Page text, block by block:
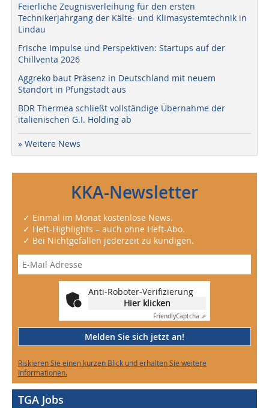
Feierliche Zeugnisverleihung für den ersten
Technikerjahrgang der Kälte- und Klimasystemtechnik in
Lindau
Frische Impulse und Perspektiven: Startups auf der
Chillventa 2026
Aggreko baut Präsenz in Deutschland mit neuem
Standort in Pfungstadt aus
BDR Thermea schließt vollständige Übernahme der
italienischen G.I. Holding ab
» Weitere News
KKA-Newsletter
✓ Einmal im Monat kostenlose News.
✓ Heft-Highlights – auch ohne Heft-Abo.
✓ Bei Nichtgefallen jederzeit zu kündigen.
Anti-Roboter-Verifizierung
Hier klicken
FriendlyCaptcha ⇗
Melden Sie sich jetzt an!
Riskieren Sie einen kurzen Blick und erhalten Sie weitere
Informationen.
TGA Jobs